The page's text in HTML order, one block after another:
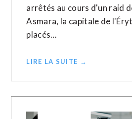
arrêtés au cours d'un raid
Asmara, la capitale de
placés…
LIRE LA SUITE →